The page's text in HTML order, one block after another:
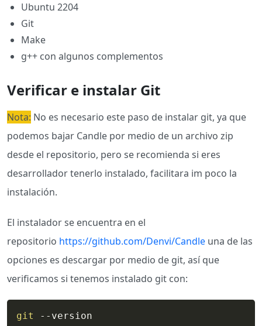
Ubuntu 2204
Git
Make
g++ con algunos complementos
Verificar e instalar Git
Nota: No es necesario este paso de instalar git, ya que
podemos bajar Candle por medio de un archivo zip
desde el repositorio, pero se recomienda si eres
desarrollador tenerlo instalado, facilitara im poco la
instalación.
El instalador se encuentra en el
repositorio https://github.com/Denvi/Candle una de las
opciones es descargar por medio de git, así que
verificamos si tenemos instalado git con:
git --version